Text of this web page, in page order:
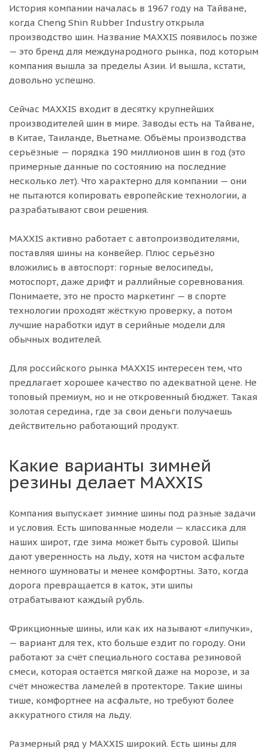
История компании началась в 1967 году на Тайване,
когда Cheng Shin Rubber Industry открыла
производство шин. Название MAXXIS появилось позже
— это бренд для международного рынка, под которым
компания вышла за пределы Азии. И вышла, кстати,
довольно успешно.
Сейчас MAXXIS входит в десятку крупнейших
производителей шин в мире. Заводы есть на Тайване,
в Китае, Таиланде, Вьетнаме. Объёмы производства
серьёзные — порядка 190 миллионов шин в год (это
примерные данные по состоянию на последние
несколько лет). Что характерно для компании — они
не пытаются копировать европейские технологии, а
разрабатывают свои решения.
MAXXIS активно работает с автопроизводителями,
поставляя шины на конвейер. Плюс серьёзно
вложились в автоспорт: горные велосипеды,
мотоспорт, даже дрифт и раллийные соревнования.
Понимаете, это не просто маркетинг — в спорте
технологии проходят жёсткую проверку, а потом
лучшие наработки идут в серийные модели для
обычных водителей.
Для российского рынка MAXXIS интересен тем, что
предлагает хорошее качество по адекватной цене. Не
топовый премиум, но и не откровенный бюджет. Такая
золотая середина, где за свои деньги получаешь
действительно работающий продукт.
Какие варианты зимней
резины делает MAXXIS
Компания выпускает зимние шины под разные задачи
и условия. Есть шипованные модели — классика для
наших широт, где зима может быть суровой. Шипы
дают уверенность на льду, хотя на чистом асфальте
немного шумноваты и менее комфортны. Зато, когда
дорога превращается в каток, эти шипы
отрабатывают каждый рубль.
Фрикционные шины, или как их называют «липучки»,
— вариант для тех, кто больше ездит по городу. Они
работают за счёт специального состава резиновой
смеси, которая остаётся мягкой даже на морозе, и за
счёт множества ламелей в протекторе. Такие шины
тише, комфортнее на асфальте, но требуют более
аккуратного стиля на льду.
Размерный ряд у MAXXIS широкий. Есть шины для